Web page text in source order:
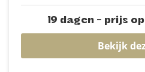
19 dagen - prijs
Bekijk